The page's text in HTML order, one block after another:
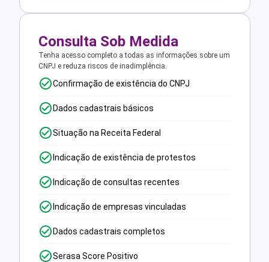
Consulta Sob Medida
Tenha acesso completo a todas as informações sobre um
CNPJ e reduza riscos de inadimplência.
Confirmação de existência do CNPJ
Dados cadastrais básicos
Situação na Receita Federal
Indicação de existência de protestos
Indicação de consultas recentes
Indicação de empresas vinculadas
Dados cadastrais completos
Serasa Score Positivo